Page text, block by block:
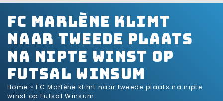
FC Marlène klimt
naar tweede plaats
na nipte winst op
Futsal Winsum
Home »FC Marlène klimt naar tweede plaats na nipte
winst op Futsal Winsum